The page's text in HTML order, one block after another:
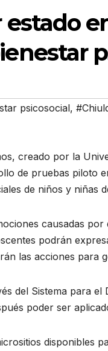
estado
psicosocial,
creado por la
de pruebas piloto
de niños y niñas
causadas
podrán
las acciones para
del Sistema para
poder ser
disponibles